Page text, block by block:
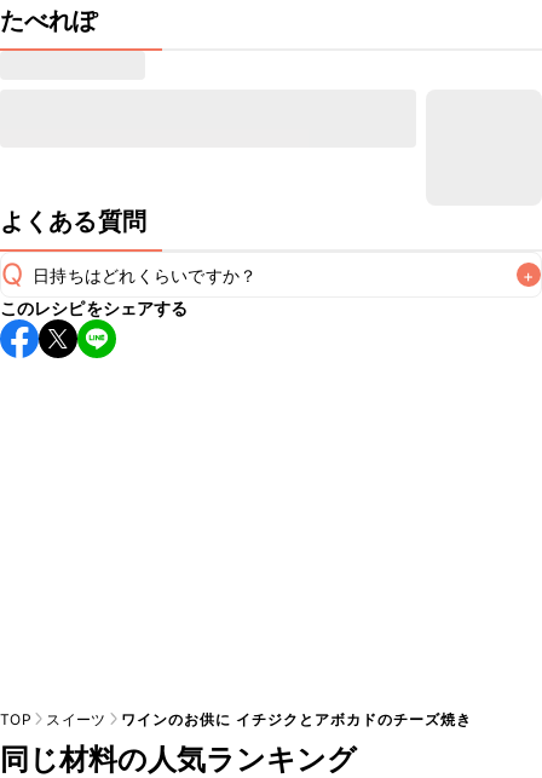
たべれぽ
よくある質問
Q 日持ちはどれくらいですか？ +
保存期間は冷蔵で当日中が目安です。なるべくお早めにお召
し上がりください。
このレシピをシェアする
TOP スイーツ ワインのお供に イチジクとアボカドのチーズ焼き
同じ材料の人気ランキング